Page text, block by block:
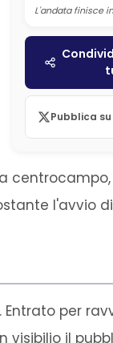
L'andata finisce
Pubblica su
l'avvio
per
il